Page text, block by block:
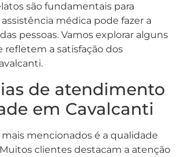
são fundamentais para
médica pode fazer a
pessoas. Vamos explorar alguns
a satisfação dos
de atendimento
em Cavalcanti
mencionados é a qualidade
clientes destacam a atenção